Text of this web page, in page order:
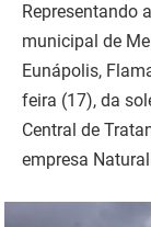
Representando
municipal de
Eunápolis,
feira (17), da
Central de
empresa